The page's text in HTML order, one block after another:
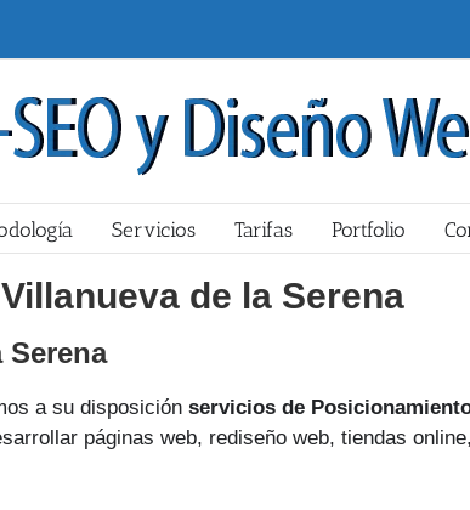
Servicios Tarifas Portfolio
de la Serena
a su disposición servicios de
páginas web, rediseño web, tiendas